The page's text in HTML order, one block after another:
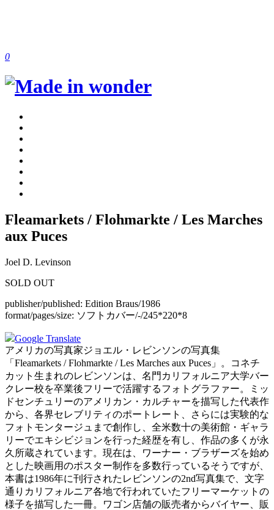
0
Fleamarkets / Flohmarkte / Les Marches
aux Puces
Joel D. Levinson
SOLD OUT
publisher/published: Edition Braus/1986
format/pages/size: ソフトカバー/-/245*220*8
Google Translate
アメリカの写真家ジョエル・レビンソンの写真集
「Fleamarkets / Flohmarkte / Les Marches aux Puces」。コネチ
カット生まれのレビンソンは、名門カリフォルニア大学バー
クレー校を卒業後フリーで活躍するフォトグラファー。ミッ
ドセンチュリーのアメリカン・カルチャーを描写した代表作
から、各界セレブリティのポートレート、さらには実験的な
フォトモンタージュまで創作し、全米数十の美術館・ギャラ
リーでエキシビジョンを行った経歴を有し、作品の多くが永
久所蔵されています。現在は、ワーナー・ブラザーズを始め
とした映画用のポスター制作を多数行っているそうですが、
本書は1986年に刊行されたレビンソンの2nd写真集で、文字
通りカリフォルニア各地で行われていたフリーマーケットの
様子を描写した一冊。ワゴン店舗の販売者からバイヤー、販